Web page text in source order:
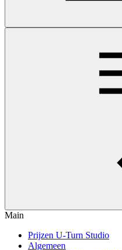
Main
Prijzen U-Turn Studio
Algemeen